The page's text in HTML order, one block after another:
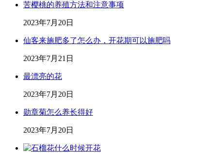
苦樱桃的养殖方法和注意事项
2023年7月20日
仙客来施肥多了怎么办，开花期可以施肥吗
2023年7月21日
最漂亮的花
2023年7月20日
勋章菊怎么养长得好
2023年7月20日